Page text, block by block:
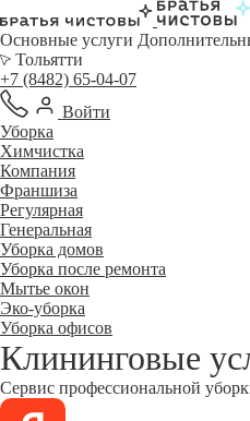
Основные услуги
Тольятти
+7 (8482) 65-04-07
Войти
Уборка
Химчистка
Компания
Франшиза
Регулярная
Генеральная
Уборка домов
Уборка после ремонта
Мытье окон
Эко-уборка
Уборка офисов
Клининговые
Сервис профессиональной